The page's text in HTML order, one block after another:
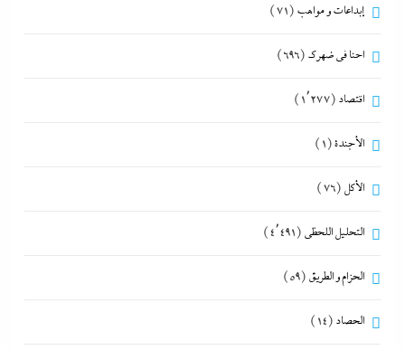
إبداعات و مواهب (71)
احنا في ضهرك (696)
اقتصاد (1٬277)
الأجندة(1)
الأكل (76)
التحليل اللحظي (4٬491)
الحزام و الطريق (59)
الحصاد (14)